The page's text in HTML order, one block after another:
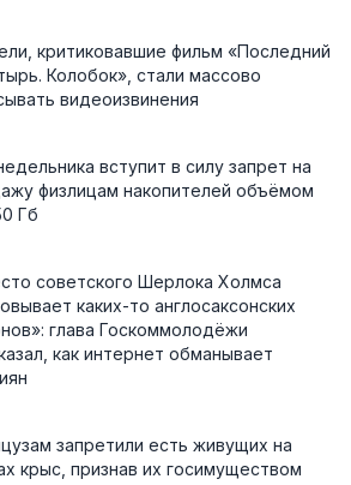
критиковавшие фильм «Последний
Колобок», стали массово
видеоизвинения
вступит в силу запрет на
физлицам накопителей объёмом
Гб
советского Шерлока Холмса
каких-то англосаксонских
глава Госкоммолодёжи
как интернет обманывает
запретили есть живущих на
крыс, признав их госимуществом